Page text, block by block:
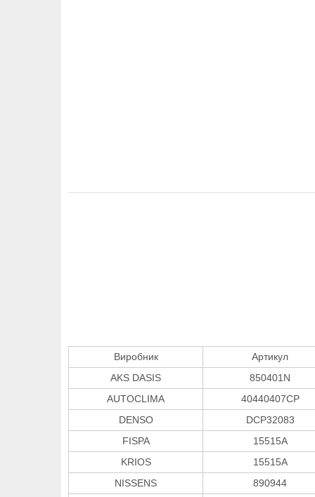
Виробник
Артикул
AKS DASIS
850401N
AUTOCLIMA
40440407CP
DENSO
DCP32083
FISPA
15515A
KRIOS
15515A
NISSENS
890944